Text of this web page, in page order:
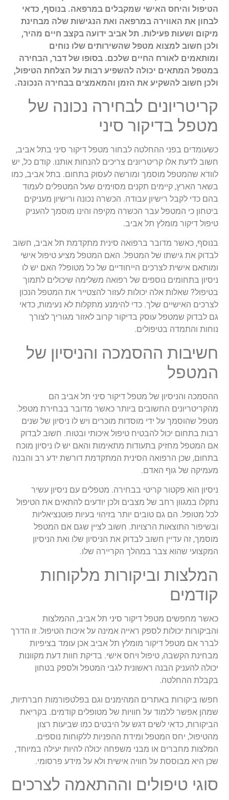
הטיפול והיחס האישי שמקבלים במרפאה. בנוסף, כדאי
לבחון את האווירה במרפאה ואת הנגישות שלה מבחינת
מיקום ושעות פעילות. תל אביב ידועה בקצב חיים מהיר,
ולכן חשוב למצוא מטפל שהשירותים שלו נוחים
ומותאמים לאורח החיים שלכם. בסופו של דבר, הבחירה
במטפל המתאים יכולה להשפיע רבות על הצלחת הטיפול,
ולכן חשוב להשקיע את הזמן והמאמצים בבחירה הנכונה.
קריטריונים לבחירה נכונה של
מטפל בדיקור סיני
כשעומדים בפני ההחלטה לבחור מטפל דיקור סיני בתל אביב,
חשוב לדעת אלו קריטריונים צריכים להנחות אותנו. קודם כל, יש
לוודא שהמטפל מוסמך ומורשה לעסוק בתחום. בתל אביב, כמו
בשאר הארץ, קיימים תקנים מסוימים שעל המטפלים לעמוד
בהם כדי לקבל רישיון עבודה. הכשרה נכונה ורישיון מעניקים
ביטחון כי המטפל עבר הכשרה מקיפה והינו מוסמך להעניק
טיפול דיקור מומלץ תל אביב.
בנוסף, כאשר מדובר ברפואה סינית מתקדמת תל אביב, חשוב
לבדוק את גישתו של המטפל. האם המטפל מציע טיפול אישי
ומותאם אישית לצרכים הייחודיים של כל מטופל? האם יש לו
ניסיון בתחומים נוספים של רפואה משלימה שיכולים לתמוך
בטיפול? שאלות אלה יכולות לעזור להצטייר את המטפל הנכון
לצרכים האישיים שלך. כדי להימנע מתקלות לא נעימות, כדאי
גם לבדוק שמטפל עוסק בדיקור קרוב לאזור מגוריך לצורך
נוחות והתמדה בטיפולים.
חשיבות ההסמכה והניסיון של
המטפל
ההסמכה והניסיון של מטפל דיקור סיני תל אביב הם
מהקריטריונים החשובים ביותר כאשר מדובר בבחירת מטפל.
מטפל שהוסמך על ידי מוסדות מוכרים ויש לו ניסיון של שנים
רבות בתחום יכול להבטיח טיפול איכותי ובטוח. חשוב לבדוק
אם המטפל מחזיק בתעודות מתאימות והאם יש לו ניסיון מוכח
בתחום, שכן הרפואה הסינית המתקדמת דורשת ידע רב והבנה
מעמיקה של גוף האדם.
ניסיון הוא פקטור קריטי בבחירה. מטפלים עם ניסיון עשיר
נתקלו במגוון רחב של מצבים ולכן יודעים להתאים את הטיפול
לכל מטופל. הם גם טובים יותר בזיהוי בעיות פוטנציאליות
ובשיפור התוצאות הרצויות. חשוב לציין שגם אם המטפל
מוסמך, זה עדיין חשוב לבדוק את הניסיון שלו ואת הניסיון
המקצועי שהוא צבר במהלך הקריירה שלו.
המלצות וביקורות מלקוחות
קודמים
כאשר מחפשים מטפל דיקור סיני תל אביב, ההמלצות
והביקורות יכולות לספק ראייה אמינה על איכות הטיפול. זו הדרך
לברר אם מטפל דיקור מומלץ תל אביב אכן עומד בציפיות
מבחינת הקשבה, טיפול ויחס אישי. בדיקת חוות דעת מקוונות
יכולה להעניק הבנה ראשונית לגבי המטפל ולספק בטחון
בקבלת ההחלטה.
חפשו ביקורות באתרים המהימנים וגם בפלטפורמות חברתיות,
שמהן אפשר ללמוד על חוויות של מטופלים קודמים. בקריאת
הביקורות, כדאי לשים דגש על היבטים כמו שביעות רצון
מהטיפול, יחס המטפל ומידת ההפניות ללקוחות נוספים.
המלצות מחברים או מבני משפחה יכולה להיות יעילה במיוחד,
שכן היא מבוססת על חוויה אישית ולא על מידע פרסומי.
סוגי טיפולים וההתאמה לצרכים